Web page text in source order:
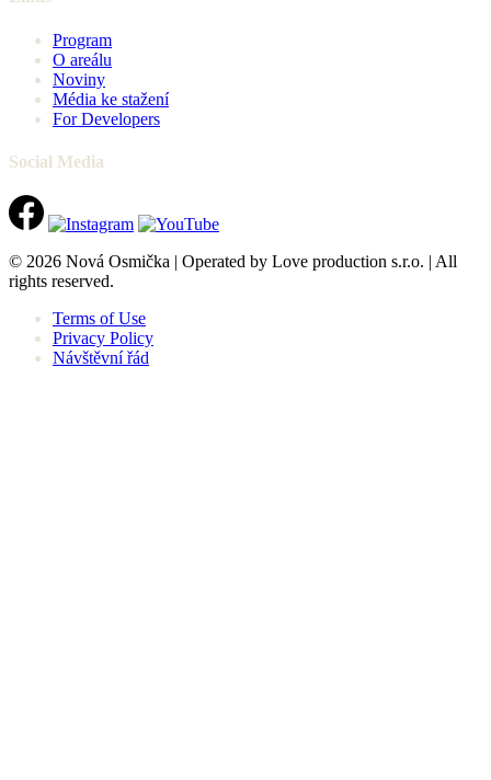
Program
O areálu
Noviny
Média ke stažení
For Developers
Social Media
© 2026 Nová Osmička | Operated by Love production s.r.o. | All
rights reserved.
Terms of Use
Privacy Policy
Návštěvní řád